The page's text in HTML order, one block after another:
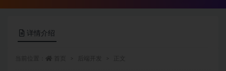
详情介绍